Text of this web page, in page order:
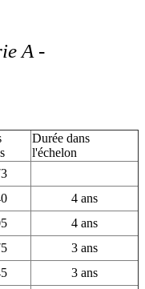
A -
Durée dans
l'échelon
4 ans
4 ans
3 ans
3 ans